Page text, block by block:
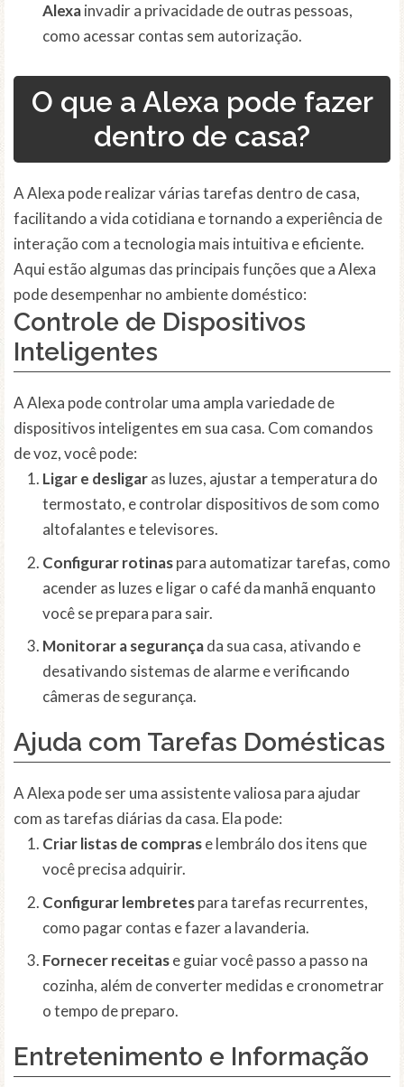
Alexainvadir a privacidade de outras pessoas,
como acessar contas sem autorização.
O que a Alexa pode fazer
dentro de casa?
A Alexa pode realizar várias tarefas dentro de casa,
facilitando a vida cotidiana e tornando a experiência de
interação com a tecnologia mais intuitiva e eficiente.
Aqui estão algumas das principais funções que a Alexa
pode desempenhar no ambiente doméstico:
Controle de Dispositivos
Inteligentes
A Alexa pode controlar uma ampla variedade de
dispositivos inteligentes em sua casa. Com comandos
de voz, você pode:
Ligar e desligaras luzes, ajustar a temperatura do
termostato, e controlar dispositivos de som como
altofalantes e televisores.
Configurar rotinaspara automatizar tarefas, como
acender as luzes e ligar o café da manhã enquanto
você se prepara para sair.
Monitorar a segurançada sua casa, ativando e
desativando sistemas de alarme e verificando
câmeras de segurança.
Ajuda com Tarefas Domésticas
A Alexa pode ser uma assistente valiosa para ajudar
com as tarefas diárias da casa. Ela pode:
Criar listas de comprase lembrálo dos itens que
você precisa adquirir.
Configurar lembretespara tarefas recurrentes,
como pagar contas e fazer a lavanderia.
Fornecer receitase guiar você passo a passo na
cozinha, além de converter medidas e cronometrar
o tempo de preparo.
Entretenimento e Informação